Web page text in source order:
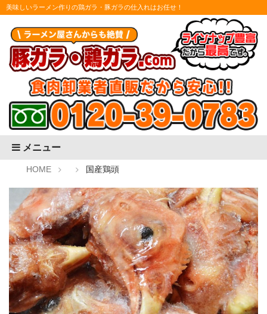
美味しいラーメン作りの鶏ガラ・豚ガラの仕入れはお任せ！
メニュー
HOME 国産鶏頭